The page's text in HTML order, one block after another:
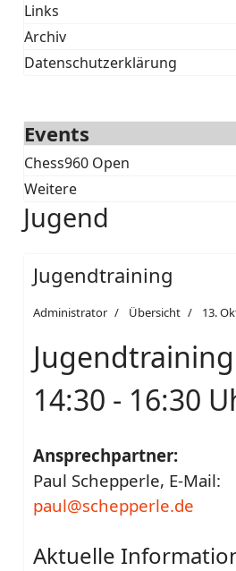
Links
Archiv
Datenschutzerklärung
Events
Chess960 Open
Weitere
Jugend
Jugendtraining
Administrator Übersicht 13.
14:30 - 16:30
Ansprechpartner:
Paul Schepperle, E-Mail:
paul@schepperle.de
Aktuelle